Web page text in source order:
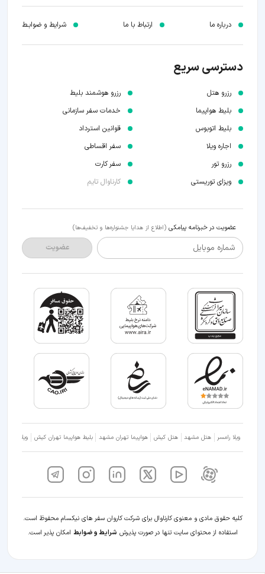
درباره ما ارتباط با ما شرایط و ضوابـط
دسترسی سریع
رزرو هتل
بلیط هواپیما
بلیط اتوبوس
اجاره ویلا
رزرو تور
ویزای توریستی
رزرو هوشمند بلیط
خدمات سفر سازمانی
قوانین استرداد
سفر اقساطی
سفر کارت
کارناوال تایم
عضویت در خبرنامه پیامکی (اطلاع از هدایا جشنواره‌ها و تخفیف‌ها)
شماره موبایل عضویت
ویلا رامسر هتل مشهد هتل کیش هواپیما تهران مشهد بلیط هواپیما تهران کیش ویلا شمال
کلیه حقوق مادی و معنوی کارناوال برای شرکت کاروان سفر های نیکسام محفوظ است.
استفاده از محتوای سایت تنها در صورت پذیرش شرایط و ضوابط امکان پذیر است.